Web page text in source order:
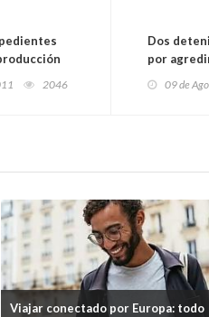
de
2046
Dos
por
y
09 de
Viajar conectado por Europa: todo